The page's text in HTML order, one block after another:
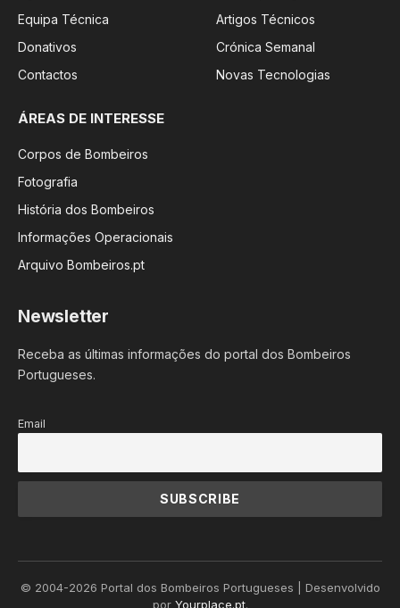
Equipa Técnica
Donativos
Contactos
Artigos Técnicos
Crónica Semanal
Novas Tecnologias
ÁREAS DE INTERESSE
Corpos de Bombeiros
Fotografia
História dos Bombeiros
Informações Operacionais
Arquivo Bombeiros.pt
Newsletter
Receba as últimas informações do portal dos Bombeiros
Portugueses.
Email
© 2004-2026 Portal dos Bombeiros Portugueses | Desenvolvido
por Yourplace.pt.